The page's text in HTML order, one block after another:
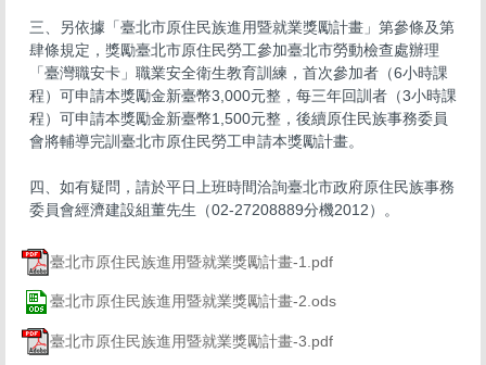
三、另依據「臺北市原住民族進用暨就業獎勵計畫」第參條及第
肆條規定，獎勵臺北市原住民勞工參加臺北市勞動檢查處辦理
「臺灣職安卡」職業安全衛生教育訓練，首次參加者（6小時課
程）可申請本獎勵金新臺幣3,000元整，每三年回訓者（3小時課
程）可申請本獎勵金新臺幣1,500元整，後續原住民族事務委員
會將輔導完訓臺北市原住民勞工申請本獎勵計畫。
四、如有疑問，請於平日上班時間洽詢臺北市政府原住民族事務
委員會經濟建設組董先生（02-27208889分機2012）。
臺北市原住民族進用暨就業獎勵計畫-1.pdf
臺北市原住民族進用暨就業獎勵計畫-2.ods
臺北市原住民族進用暨就業獎勵計畫-3.pdf